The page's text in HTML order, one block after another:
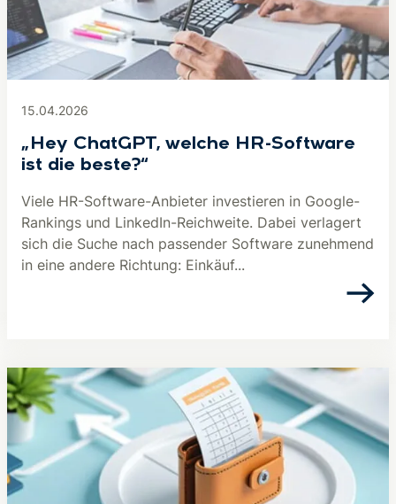
15.04.2026
„Hey ChatGPT, welche HR-Software
ist die beste?“
Viele HR-Software-Anbieter investieren in Google-
Rankings und LinkedIn-Reichweite. Dabei verlagert
sich die Suche nach passender Software zunehmend
in eine andere Richtung: Einkäuf...